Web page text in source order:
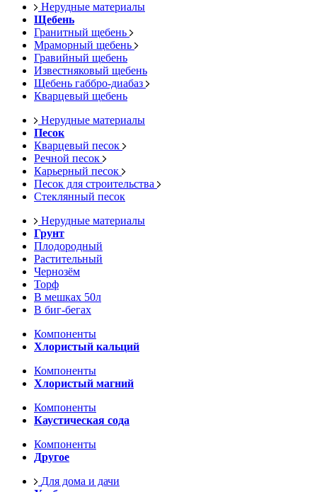
Нерудные материалы
Щебень
Гранитный щебень
Мраморный щебень
Гравийный щебень
Известняковый щебень
Щебень габбро-диабаз
Кварцевый щебень
Нерудные материалы
Песок
Кварцевый песок
Речной песок
Карьерный песок
Песок для строительства
Стеклянный песок
Нерудные материалы
Грунт
Плодородный
Растительный
Чернозём
Торф
В мешках 50л
В биг-бегах
Компоненты
Хлористый кальций
Компоненты
Хлористый магний
Компоненты
Каустическая сода
Компоненты
Другое
Для дома и дачи